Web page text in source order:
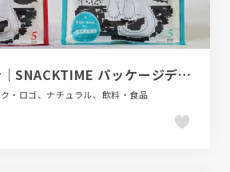
ヘルスビジョン｜SNACKTIME パッケージデザイン
・ロゴ、ナチュラル、飲料・食品